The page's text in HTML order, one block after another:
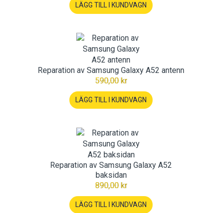
LÄGG TILL I KUNDVAGN
Reparation av Samsung Galaxy A52 antenn
590,00 kr
LÄGG TILL I KUNDVAGN
Reparation av Samsung Galaxy A52
baksidan
890,00 kr
LÄGG TILL I KUNDVAGN